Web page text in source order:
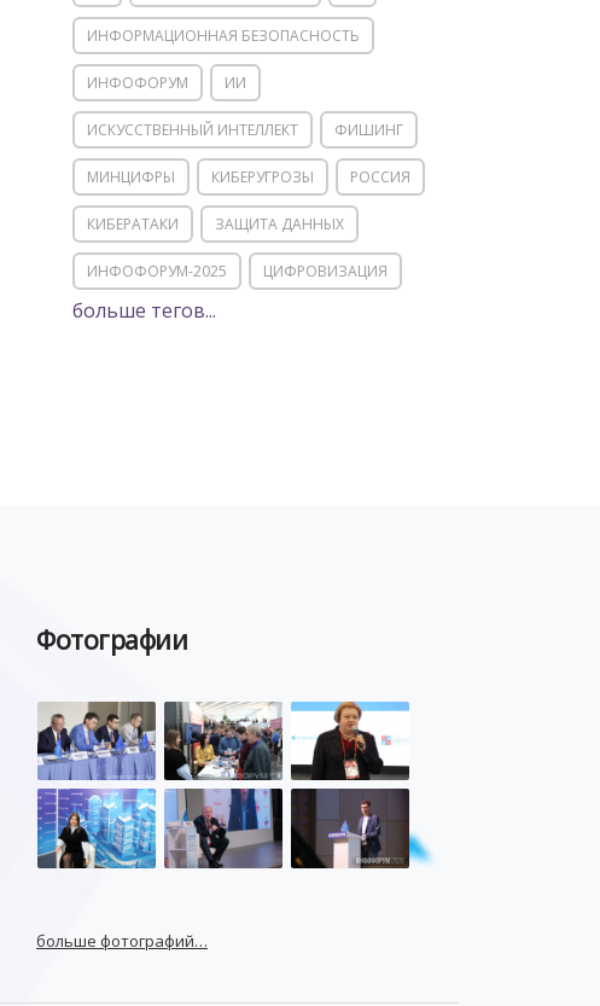
ИНФОРМАЦИОННАЯ БЕЗОПАСНОСТЬ
ИНФОФОРУМ ИИ
ИСКУССТВЕННЫЙ ИНТЕЛЛЕКТ ФИШИНГ
МИНЦИФРЫ КИБЕРУГРОЗЫ РОССИЯ
КИБЕРАТАКИ ЗАЩИТА ДАННЫХ
ИНФОФОРУМ-2025 ЦИФРОВИЗАЦИЯ
КИИ ИТ-ИНФРАСТРУКТУРА
ЦИФРОВАЯ БЕЗОПАСНОСТЬ
ГОСУСЛУГИ СОЧИ ТЕХНОЛОГИИ
ТЮМЕНЬ SOC DDOS-АТАКИ ФСБ
ЛАБОРАТОРИЯ КАСПЕРСКОГО»
МИНЦИФРЫ РОССИИ
больше тегов...
Фотографии
больше фотографий…